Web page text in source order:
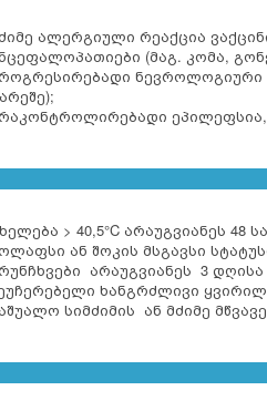
ალერგიული რეაქცია
(მაგ. კომა,
ნევროლოგიური
> 40,5°C არაუგვიანეს 48
ან შოკის მსგავსი
არაუგვიანეს 3
ხანგრძლივი
სიმძიმის ან მძიმე